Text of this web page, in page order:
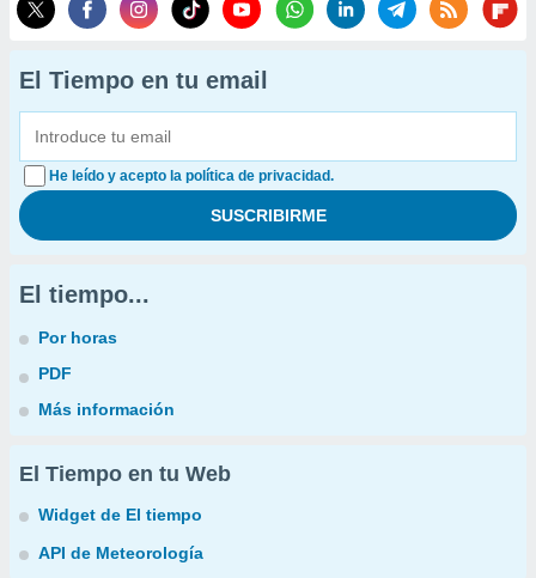
El Tiempo en tu email
He leído y acepto la política de privacidad.
El tiempo...
Por horas
PDF
Más información
El Tiempo en tu Web
Widget de El tiempo
API de Meteorología